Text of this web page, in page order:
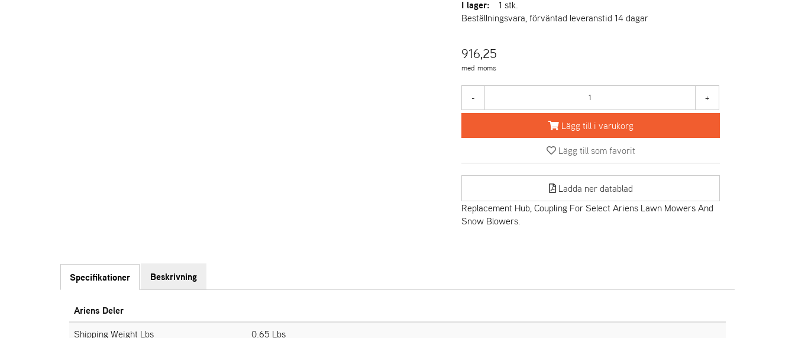
I lager:
1 stk.
Beställningsvara, förväntad leveranstid 14 dagar
916,25
med moms
- +
Lägg till i varukorg
Lägg till som favorit
Ladda ner datablad
Replacement Hub, Coupling For Select Ariens Lawn Mowers And
Snow Blowers.
Specifikationer Beskrivning
Ariens Deler
Shipping Weight Lbs
0.65 Lbs